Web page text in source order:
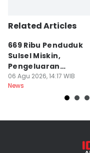
Related Articles
669 Ribu Penduduk
Sulsel Miskin,
Pengeluaran
Terbesarnya Rokok
06 Agu 2026, 14:17 WIB
News